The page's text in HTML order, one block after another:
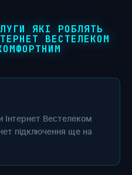
ЯКІ РОБЛЯТЬ
ВЕСТЕЛЕКОМ
Інтернет Вестелеком
підключення ще на